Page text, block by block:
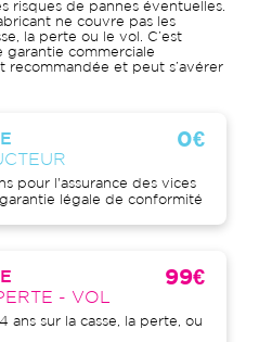
risques de pannes éventuelles.
ne couvre pas les
la perte ou le vol. C’est
garantie commerciale
et peut s’avérer
0€
pour l'assurance des vices
légale de conformité
- VOL
99€
ans sur la casse, la perte, ou